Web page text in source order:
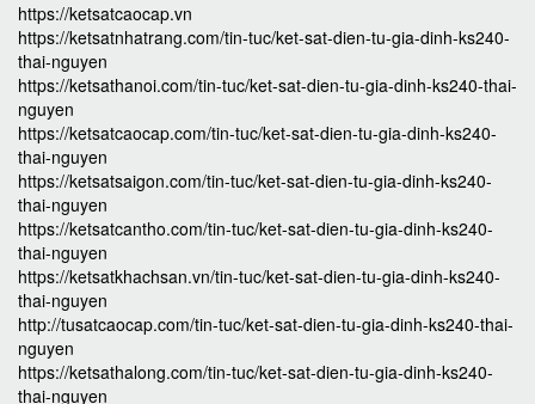
https://ketsatcaocap.vn
https://ketsatnhatrang.com/tin-tuc/ket-sat-dien-tu-gia-dinh-ks240-
thai-nguyen
https://ketsathanoi.com/tin-tuc/ket-sat-dien-tu-gia-dinh-ks240-thai-
nguyen
https://ketsatcaocap.com/tin-tuc/ket-sat-dien-tu-gia-dinh-ks240-
thai-nguyen
https://ketsatsaigon.com/tin-tuc/ket-sat-dien-tu-gia-dinh-ks240-
thai-nguyen
https://ketsatcantho.com/tin-tuc/ket-sat-dien-tu-gia-dinh-ks240-
thai-nguyen
https://ketsatkhachsan.vn/tin-tuc/ket-sat-dien-tu-gia-dinh-ks240-
thai-nguyen
http://tusatcaocap.com/tin-tuc/ket-sat-dien-tu-gia-dinh-ks240-thai-
nguyen
https://ketsathalong.com/tin-tuc/ket-sat-dien-tu-gia-dinh-ks240-
thai-nguyen